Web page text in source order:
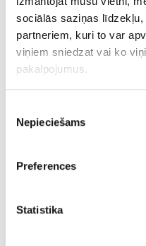
sociālās saziņas
partneriem, kuri to var
viņiem sniedzat vai ko
pakalpojumus.
izvēle
Nepieciešams
Preferences
Statistika